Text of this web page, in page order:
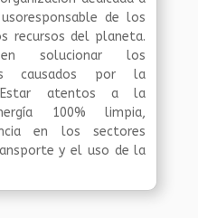
de los
recursos del planeta.
en solucionar los
causados por la
Estar atentos a la
100% limpia,
en los sectores
y el uso de la